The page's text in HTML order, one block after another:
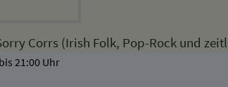
Corrs (Irish Folk, Pop-Rock und
bis 21:00 Uhr